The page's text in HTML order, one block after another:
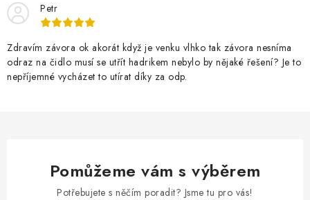
Petr
Zdravím závora ok akorát když je venku vlhko tak závora nesníma
odraz na čidlo musí se utřít hadrikem nebylo by nějaké řešení? Je to
nepříjemné vycházet to utírat díky za odp.
Pomůžeme vám s výběrem
Potřebujete s něčím poradit? Jsme tu pro vás!